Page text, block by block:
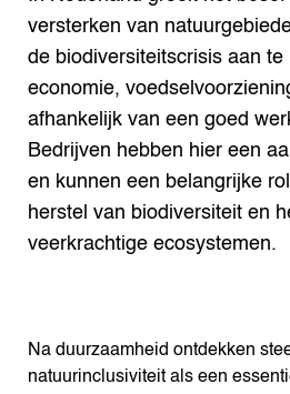
versterken van
de biodiversiteitscrisis aan te
economie,
afhankelijk van een goed
Bedrijven hebben hier een
en kunnen een belangrijke
herstel van biodiversiteit en
veerkrachtige ecosystemen.
Na duurzaamheid ontdekken
natuurinclusiviteit als een